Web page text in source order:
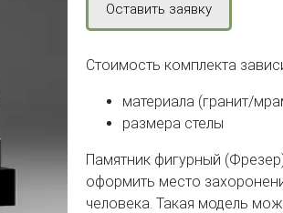
Оставить заявку
Стоимость комплекта
материала (гранит/
размера стелы
Памятник фигурный
оформить место
человека. Такая модель